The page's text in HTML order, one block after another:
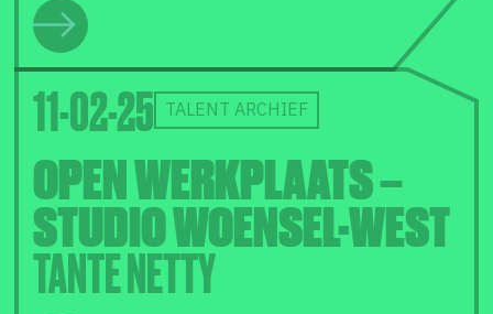
11-02-25 TALENT ARCHIEF
OPEN WERKPLAATS –
STUDIO WOENSEL-WEST
TANTE NETTY